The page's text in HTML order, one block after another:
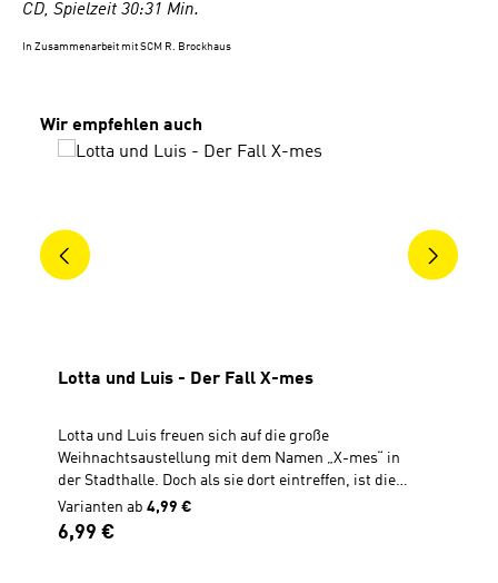
CD, Spielzeit 30:31 Min.
In Zusammenarbeit mit SCM R. Brockhaus
Produktgalerie überspringen
Wir empfehlen auch
Lotta und Luis - Der Fall X-mes
Lotta und Luis freuen sich auf die große
Weihnachtsaustellung mit dem Namen „X-mes“ in
der Stadthalle. Doch als sie dort eintreffen, ist die
Polizei vor Ort, denn die Ausstellung wurde
zerstört! Wird es den Zwillingen gemeinsam mit dem
Varianten ab 4,99 €
Regulärer Preis:
6,99 €